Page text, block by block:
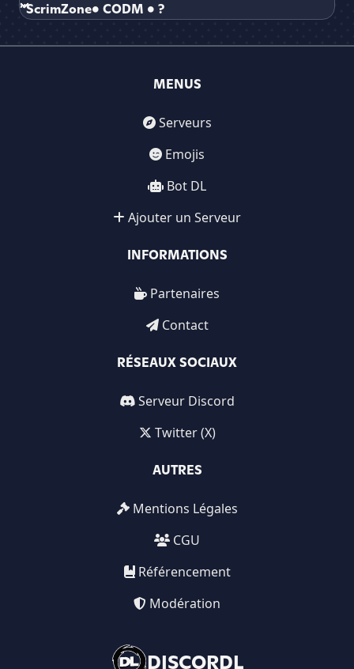
“ScrimZone• CODM • ?
DISCORDL
MENUS
Serveurs
Emojis
Bot DL
Ajouter un Serveur
INFORMATIONS
Partenaires
Contact
RÉSEAUX SOCIAUX
Serveur Discord
Twitter (X)
AUTRES
Mentions Légales
CGU
Référencement
Modération